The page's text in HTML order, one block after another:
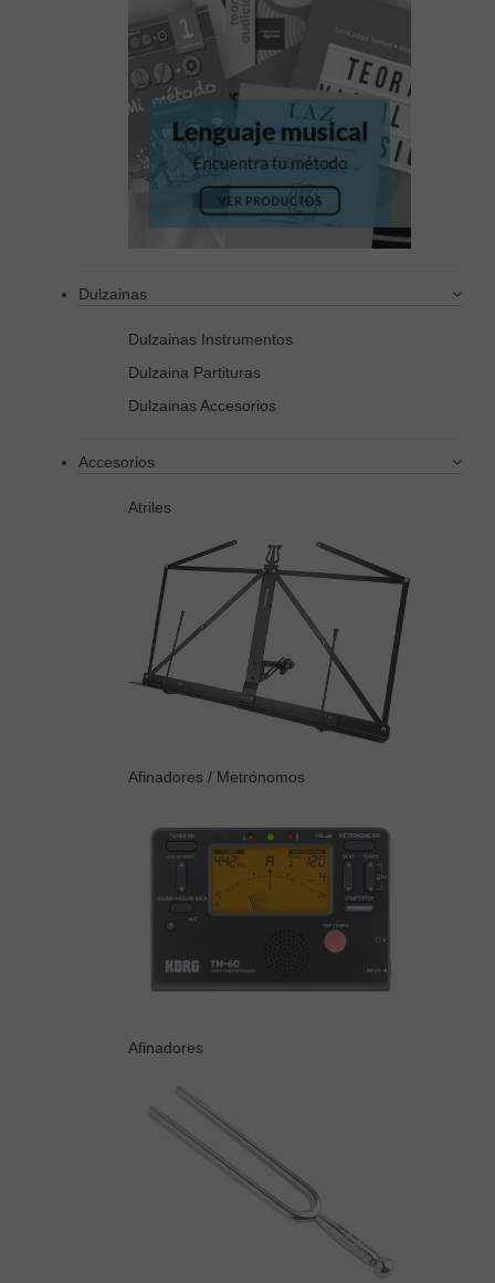
Dulzainas
Dulzainas Instrumentos
Dulzaina Partituras
Dulzainas Accesorios
Accesorios
Atriles
Afinadores / Metrónomos
Afinadores